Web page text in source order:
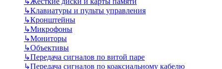
↳Клавиатуры и пульты управления
↳Кронштейны
↳Микрофоны
↳Мониторы
↳Объективы
↳Передача сигналов по витой паре
↳Передача сигналов по коаксиальному кабелю